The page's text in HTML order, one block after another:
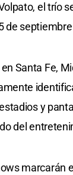
el trío
de
Santa Fe,
y
del
marcarán